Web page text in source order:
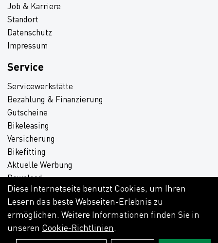
Job & Karriere
Standort
Datenschutz
Impressum
Service
Servicewerkstätte
Bezahlung & Finanzierung
Gutscheine
Bikeleasing
Versicherung
Bikefitting
Aktuelle Werbung
Download
Diese Internetseite benutzt Cookies, um Ihren
Lesern das beste Webseiten-Erlebnis zu
ermöglichen. Weitere Informationen finden Sie in
unseren Cookie-Richtlinien.